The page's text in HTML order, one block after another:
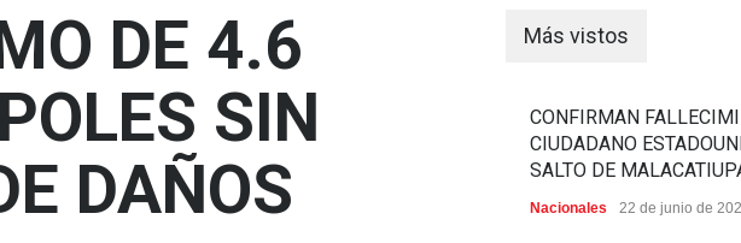
DE 4.6
SIN
DAÑOS
Más vistos
CONFIRMAN
CIUDADANO
SALTO DE
Nacionales 22 de junio de